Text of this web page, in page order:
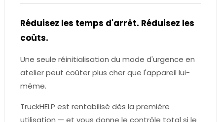
Réduisez les temps d'arrêt. Réduisez les
coûts.
Une seule réinitialisation du mode d'urgence en
atelier peut coûter plus cher que l'appareil lui-
même.
TruckHELP est rentabilisé dès la première
utilisation — et vous donne le contrôle total si le